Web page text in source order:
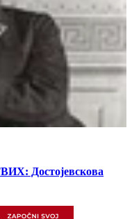
Достојевскова